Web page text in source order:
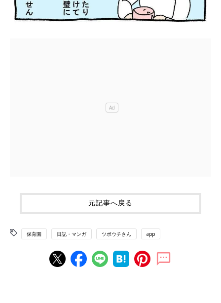
元記事へ戻る
保育園 日記・マンガ ツボウチさん app